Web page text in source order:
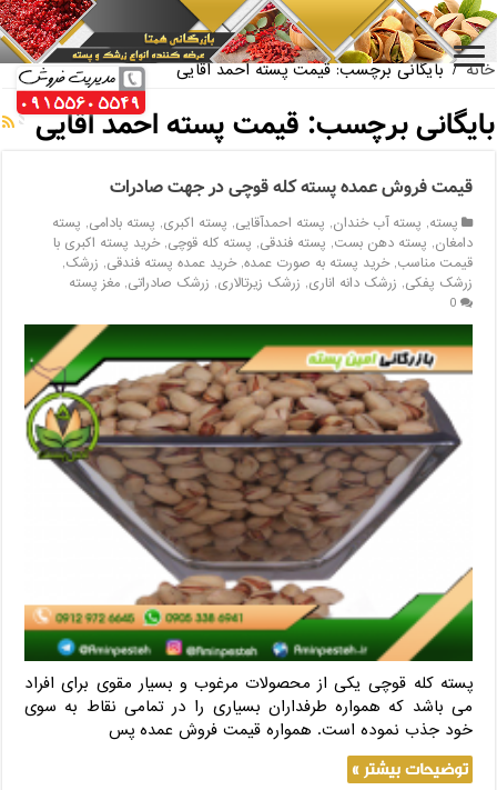
بازار فروش پسته اکبری بسته بندی
خانه / بایگانی برچسب: قیمت پسته احمد اقایی
بایگانی برچسب: قیمت پسته احمد اقایی
قیمت فروش عمده پسته کله قوچی در جهت صادرات
پسته, پسته آب خندان, پسته احمدآقایی, پسته اکبری, پسته بادامی, پسته
دامغان, پسته دهن بست, پسته فندقی, پسته کله قوچی,خرید پسته اکبری با
قیمت مناسب,خرید پسته به صورت عمده,خرید عمده پسته فندقی, زرشک,
زرشک پفکی, زرشک دانه اناری, زرشک زیرتالاری, زرشک صادراتی,مغز پسته
0
پسته کله قوچی یکی از محصولات مرغوب و بسیار مقوی برای افراد
می باشد که همواره طرفداران بسیاری را در تمامی نقاط به سوی
خود جذب نموده است. همواره قیمت فروش عمده پس
توضیحات بیشتر »